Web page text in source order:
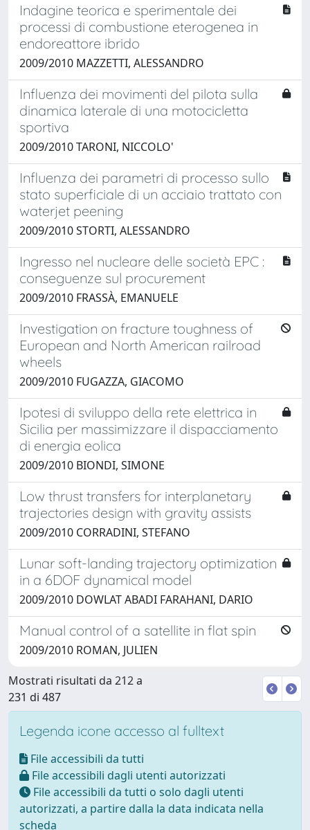
Indagine teorica e sperimentale dei
processi di combustione eterogenea in
endoreattore ibrido
2009/2010 MAZZETTI, ALESSANDRO
Influenza dei movimenti del pilota sulla
dinamica laterale di una motocicletta
sportiva
2009/2010 TARONI, NICCOLO'
Influenza dei parametri di processo sullo
stato superficiale di un acciaio trattato con
waterjet peening
2009/2010 STORTI, ALESSANDRO
Ingresso nel nucleare delle società EPC :
conseguenze sul procurement
2009/2010 FRASSÀ, EMANUELE
Investigation on fracture toughness of
European and North American railroad
wheels
2009/2010 FUGAZZA, GIACOMO
Ipotesi di sviluppo della rete elettrica in
Sicilia per massimizzare il dispacciamento
di energia eolica
2009/2010 BIONDI, SIMONE
Low thrust transfers for interplanetary
trajectories design with gravity assists
2009/2010 CORRADINI, STEFANO
Lunar soft-landing trajectory optimization
in a 6DOF dynamical model
2009/2010 DOWLAT ABADI FARAHANI, DARIO
Manual control of a satellite in flat spin
2009/2010 ROMAN, JULIEN
Mostrati risultati da 212 a
231 di 487
Legenda icone accesso al fulltext
File accessibili da tutti
File accessibili dagli utenti autorizzati
File accessibili da tutti o solo dagli utenti
autorizzati, a partire dalla la data indicata nella
scheda